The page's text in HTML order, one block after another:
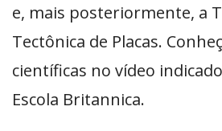
e, mais posteriormente, a
Tectônica de Placas.
científicas no vídeo
Escola Britannica.